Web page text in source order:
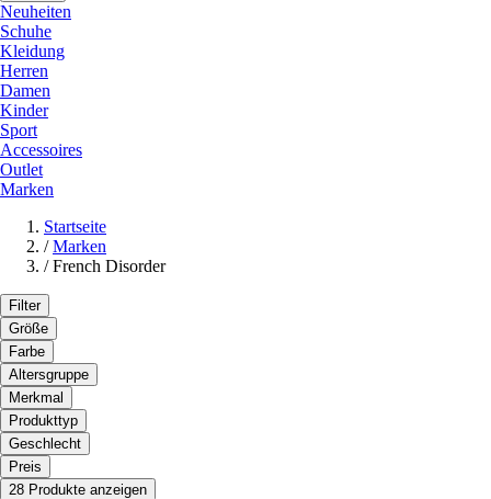
Neuheiten
Schuhe
Kleidung
Herren
Damen
Kinder
Sport
Accessoires
Outlet
Marken
Startseite
/ Marken
/ French Disorder
Filter
Größe
Farbe
Altersgruppe
Merkmal
Produkttyp
Geschlecht
Preis
28 Produkte anzeigen